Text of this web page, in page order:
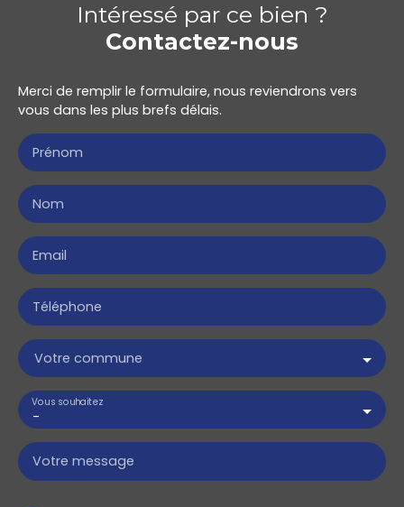
Intéressé par ce bien ?
Contactez-nous
Merci de remplir le formulaire, nous reviendrons vers
vous dans les plus brefs délais.
Prénom
Nom
Email
Téléphone
Votre commune
-
Vous souhaitez
Votre message